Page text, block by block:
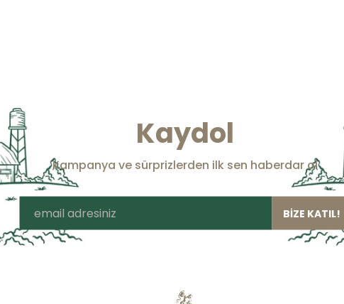
Kaydol
Kampanya ve sürprizlerden ilk sen haberdar ol
BİZE KATIL!